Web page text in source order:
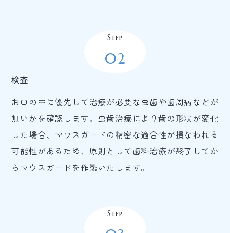
Step
02
検査
お口の中に優先して治療が必要な虫歯や歯周病などが
無いかを確認します。虫歯治療により歯の形状が変化
した場合、マウスガードの精密な適合性が損なわれる
可能性があるため、原則として歯科治療が終了してか
らマウスガードを作製いたします。
Step